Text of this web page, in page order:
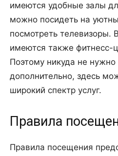
имеются удобные залы
можно посидеть на
посмотреть телевизоры.
имеются также фитнесс-
Поэтому никуда не нужно
дополнительно, здесь
широкий спектр услуг.
Правила
Правила посещения